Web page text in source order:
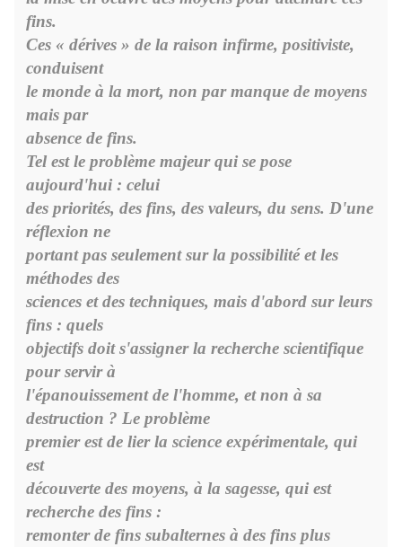
fins.
Ces « dérives » de la raison infirme, positiviste,
conduisent
le monde à la mort, non par manque de moyens
mais par
absence de fins.
Tel est le problème majeur qui se pose
aujourd'hui : celui
des priorités, des fins, des valeurs, du sens. D'une
réflexion ne
portant pas seulement sur la possibilité et les
méthodes des
sciences et des techniques, mais d'abord sur leurs
fins : quels
objectifs doit s'assigner la recherche scientifique
pour servir à
l'épanouissement de l'homme, et non à sa
destruction ? Le problème
premier est de lier la science expérimentale, qui
est
découverte des moyens, à la sagesse, qui est
recherche des fins :
remonter de fins subalternes à des fins plus